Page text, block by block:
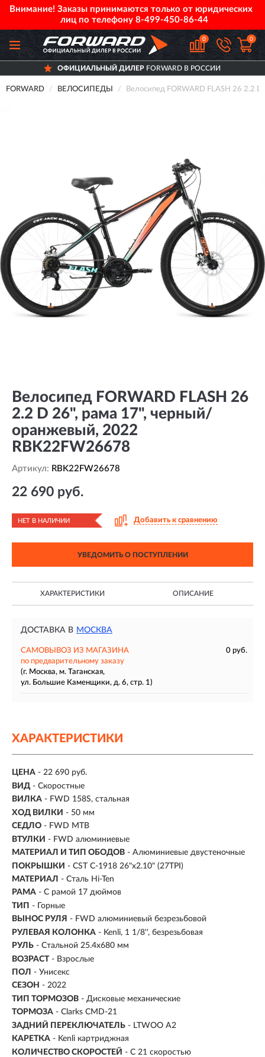
Внимание! Заказы принимаются только от юридических
лиц по телефону 8-499-450-86-44
0 0
ОФИЦИАЛЬНЫЙ ДИЛЕРFORWARD В РОССИИ
FORWARD ВЕЛОСИПЕДЫ Велосипед FORWARD FLASH 26 2.2
Велосипед FORWARD FLASH 26
2.2 D 26", рама 17", черный/
оранжевый, 2022
RBK22FW26678
Артикул: RBK22FW26678
22 690 руб.
НЕТ В НАЛИЧИИ Добавить к сравнению
УВЕДОМИТЬ О ПОСТУПЛЕНИИ
ХАРАКТЕРИСТИКИ ОПИСАНИЕ
ДОСТАВКА В МОСКВА
САМОВЫВОЗ ИЗ МАГАЗИНА
0 руб.
по предварительному заказу
(г. Москва, м. Таганская,
ул. Большие Каменщики, д. 6, стр. 1)
ХАРАКТЕРИСТИКИ
ЦЕНА - 22 690 руб.
ВИД - Скоростные
ВИЛКА - FWD 158S, стальная
ХОД ВИЛКИ - 50 мм
СЕДЛО - FWD MTB
ВТУЛКИ - FWD алюминиевые
МАТЕРИАЛ И ТИП ОБОДОВ - Алюминиевые двустеночные
ПОКРЫШКИ - CST C-1918 26"x2.10" (27TPI)
МАТЕРИАЛ - Сталь Hi-Ten
РАМА - С рамой 17 дюймов
ТИП - Горные
ВЫНОС РУЛЯ - FWD алюминиевый безрезьбовой
РУЛЕВАЯ КОЛОНКА - Kenli, 1 1/8'', безрезьбовая
РУЛЬ - Стальной 25.4х680 мм
ВОЗРАСТ - Взрослые
ПОЛ - Унисекс
СЕЗОН - 2022
ТИП ТОРМОЗОВ - Дисковые механические
ТОРМОЗА - Clarks CMD-21
ЗАДНИЙ ПЕРЕКЛЮЧАТЕЛЬ - LTWOO A2
КАРЕТКА - Kenli картриджная
КОЛИЧЕСТВО СКОРОСТЕЙ - С 21 скоростью